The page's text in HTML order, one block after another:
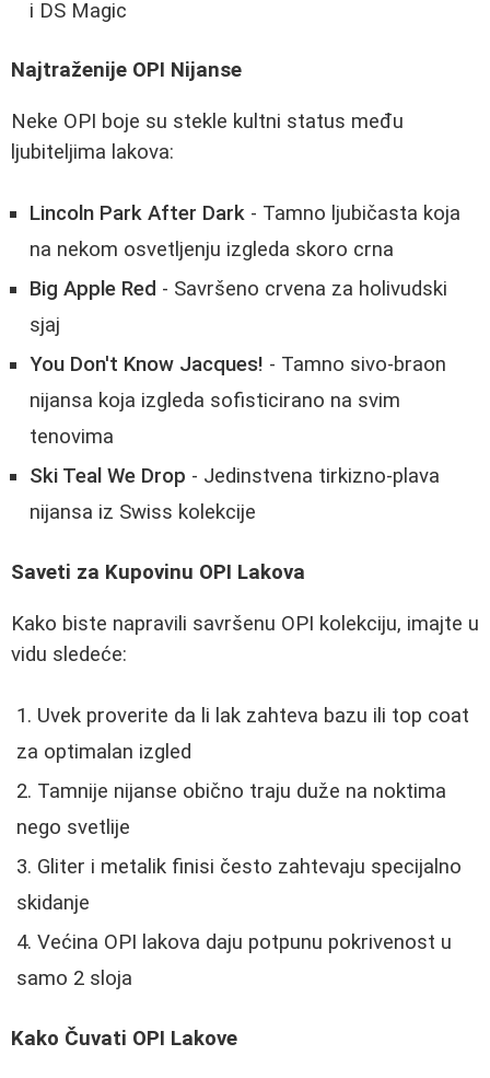
i DS Magic
Najtraženije OPI Nijanse
Neke OPI boje su stekle kultni status među
ljubiteljima lakova:
Lincoln Park After Dark - Tamno ljubičasta koja
na nekom osvetljenju izgleda skoro crna
Big Apple Red - Savršeno crvena za holivudski
sjaj
You Don't Know Jacques! - Tamno sivo-braon
nijansa koja izgleda sofisticirano na svim
tenovima
Ski Teal We Drop - Jedinstvena tirkizno-plava
nijansa iz Swiss kolekcije
Saveti za Kupovinu OPI Lakova
Kako biste napravili savršenu OPI kolekciju, imajte u
vidu sledeće:
Uvek proverite da li lak zahteva bazu ili top coat
za optimalan izgled
Tamnije nijanse obično traju duže na noktima
nego svetlije
Gliter i metalik finisi često zahtevaju specijalno
skidanje
Većina OPI lakova daju potpunu pokrivenost u
samo 2 sloja
Kako Čuvati OPI Lakove